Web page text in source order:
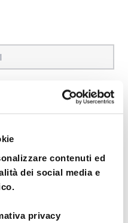
contenuti ed
dei social media e
privacy
Registrati ora